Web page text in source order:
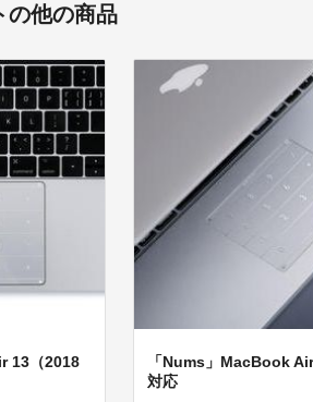
の他の商品
13（2018
「Nums」MacBook
対応